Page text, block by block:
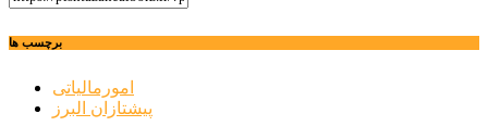
برچسب ها
امورمالیاتی
پیشتازان البرز